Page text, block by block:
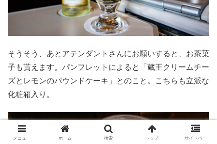
そうそう、あとアテンダントさんにお願いすると、お茶菓
子も貰えます。パンフレットによると「蔵王クリームチー
ズとレモンのパウンドケーキ」とのこと。こちらも立派な
化粧箱入り。
メニュー ホーム 検索 トップ サイドバー